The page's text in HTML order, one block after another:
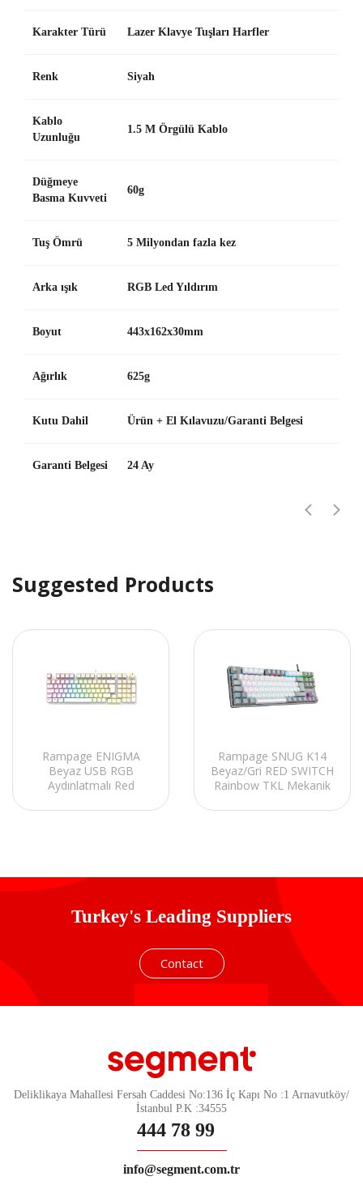
Karakter Türü Lazer Klavye Tuşları Harfler
Renk Siyah
Kablo
Uzunluğu
1.5 M Örgülü Kablo
Düğmeye
Basma Kuvveti
60g
Tuş Ömrü 5 Milyondan fazla kez
Arka ışık RGB Led Yıldırım
Boyut 443x162x30mm
Ağırlık 625g
Kutu Dahil Ürün + El Kılavuzu/Garanti Belgesi
Garanti Belgesi 24 Ay
Suggested Products
Rampage ENIGMA
Beyaz USB RGB
Aydınlatmalı Red
1800 Kompakt Dizilim
Rampage SNUG K14
Beyaz/Gri RED SWITCH
Rainbow TKL Mekanik
Turkey's Leading Suppliers
Contact
Deliklikaya Mahallesi Fersah Caddesi No:136 İç Kapı No :1 Arnavutköy/
İstanbul P.K :34555
444 78 99
info@segment.com.tr